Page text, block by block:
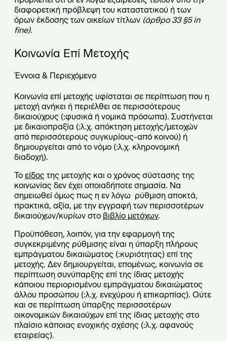
διαφορετική πρόβλεψη του καταστατικού ή των
όρων έκδοσης των οικείων τίτλων (άρθρο 33 §5 in
fine).
Κοινωνία Επί Μετοχής
Έννοια & Περιεχόμενο
Κοινωνία επί μετοχής υφίσταται σε περίπτωση που η
μετοχή ανήκει ή περιέλθει σε περισσότερους
δικαιούχους (:φυσικά ή νομικά πρόσωπα). Συστήνεται
με δικαιοπραξία (:λ.χ. απόκτηση μετοχής/μετοχών
από περισσότερους συγκυρίους-από κοινού) ή
δημιουργείται από το νόμο (:λ.χ. κληρονομική
διαδοχή).
Το είδος της μετοχής και ο χρόνος σύστασης της
κοινωνίας δεν έχει οποιαδήποτε σημασία. Να
σημειωθεί όμως πως η εν λόγω ρύθμιση αποκτά,
πρακτικά, αξία, με την εγγραφή των περισσοτέρων
δικαιούχων/κυρίων στο βιβλίο μετόχων.
Προϋπόθεση, λοιπόν, για την εφαρμογή της
συγκεκριμένης ρύθμισης είναι η ύπαρξη πλήρους
εμπράγματου δικαιώματος (:κυριότητας) επί της
μετοχής. Δεν δημιουργείται, επομένως, κοινωνία σε
περίπτωση συνύπαρξης επί της ίδιας μετοχής
κάποιου περιορισμένου εμπράγματου δικαιώματος
άλλου προσώπου (:λ.χ. ενεχύρου ή επικαρπίας). Ούτε
και σε περίπτωση ύπαρξης περισσοτέρων
οικονομικών δικαιούχων επί της ίδιας μετοχής στο
πλαίσιο κάποιας ενοχικής σχέσης (:λ.χ. αφανούς
εταιρείας).